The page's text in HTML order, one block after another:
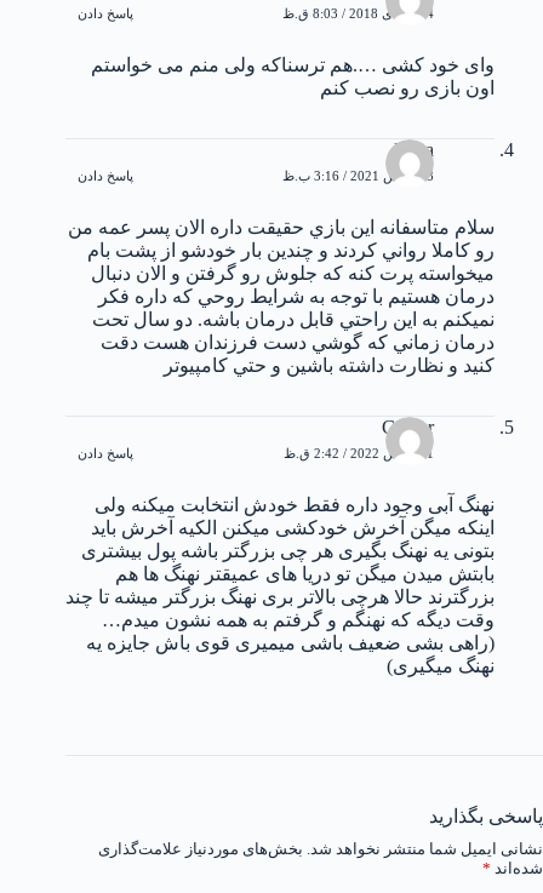
14 جولای 2018 / 8:03 ق.ظ پاسخ دادن
وای خود کشی ….هم ترسناکه ولی منم می خواستم
اون بازی رو نصب کنم
Raha
13 مارس 2021 / 3:16 ب.ظ پاسخ دادن
سلام متاسفانه اين بازي حقيقت داره الان پسر عمه من
رو كاملا رواني كردند و چندين بار خودشو از پشت بام
ميخواسته پرت كنه كه جلوش رو گرفتن و الان دنبال
درمان هستيم با توجه به شرايط روحي كه داره فكر
نميكنم به اين راحتي قابل درمان باشه. دو سال تحت
درمان زماني كه گوشي دست فرزندان هست دقت
كنيد و نظارت داشته باشين و حتي كامپيوتر
Gamer
31 مارس 2022 / 2:42 ق.ظ پاسخ دادن
نهنگ آبی وجود داره فقط خودش انتخابت میکنه ولی
اینکه میگن آخرش خودکشی‌ میکنن الکیه آخرش باید
بتونی یه نهنگ بگیری هر چی بزرگتر باشه پول بیشتری
بابتش میدن میگن تو دریا های عمیقتر نهنگ ها هم
بزرگترند حالا هرچی بالاتر بری نهنگ بزرگتر میشه تا چند
وقت دیگه که نهنگم و گرفتم به همه نشون میدم…
(راهی بشی ضعیف باشی میمیری قوی باش جایزه یه
نهنگ میگیری)
پاسخی بگذارید
نشانی ایمیل شما منتشر نخواهد شد. بخش‌های موردنیاز علامت‌گذاری
شده‌اند *